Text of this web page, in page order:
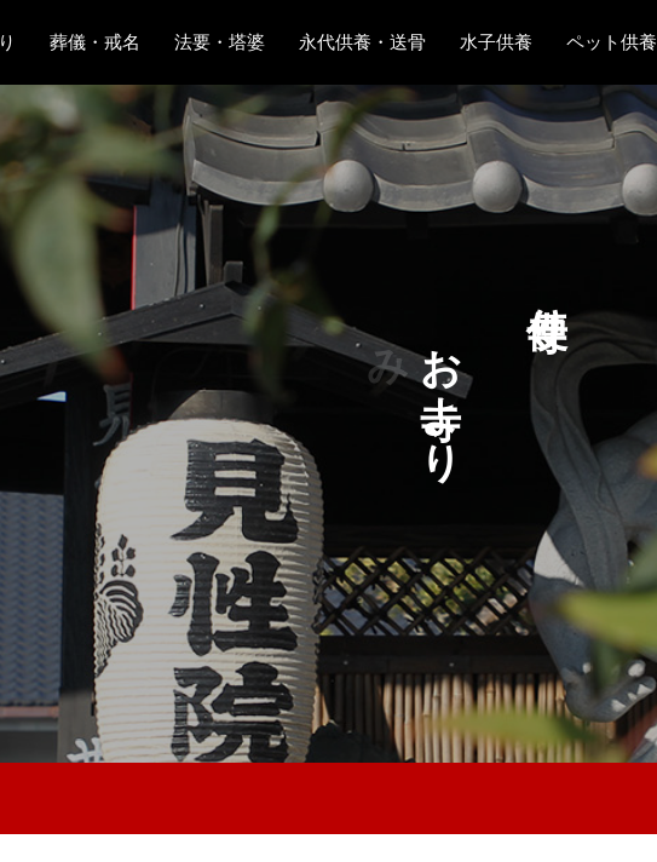
葬儀・戒名 法要・塔婆 永代供養・送骨 水子供養 ペット供養
り
お
よ
り
み
な